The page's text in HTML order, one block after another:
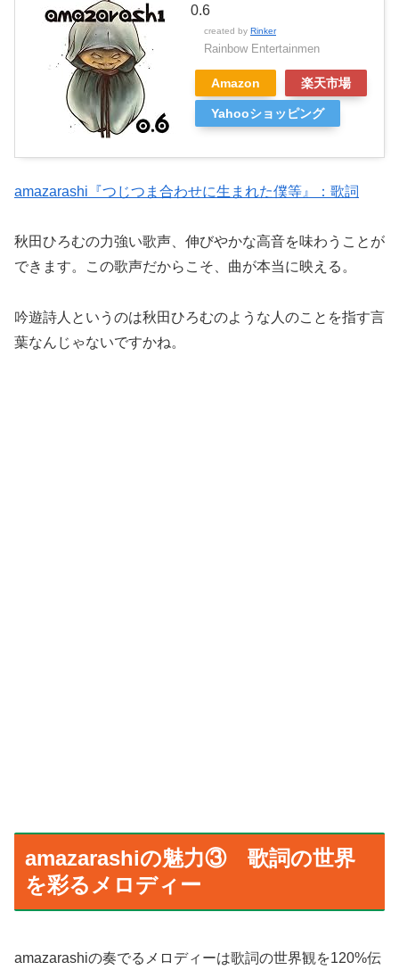
0.6
created by Rinker
Rainbow Entertainmen
Amazon 楽天市場
Yahooショッピング
amazarashi『つじつま合わせに生まれた僕等』：歌詞
秋田ひろむの力強い歌声、伸びやかな高音を味わうことが
できます。この歌声だからこそ、曲が本当に映える。
吟遊詩人というのは秋田ひろむのような人のことを指す言
葉なんじゃないですかね。
amazarashiの魅力③ 歌詞の世界
を彩るメロディー
amazarashiの奏でるメロディーは歌詞の世界観を120%伝